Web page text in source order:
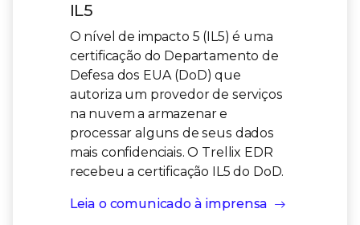
IL5
O nível de impacto 5 (IL5) é uma
certificação do Departamento de
Defesa dos EUA (DoD) que
autoriza um provedor de serviços
na nuvem a armazenar e
processar alguns de seus dados
mais confidenciais. O Trellix EDR
recebeu a certificação IL5 do DoD.
Leia o comunicado à imprensa